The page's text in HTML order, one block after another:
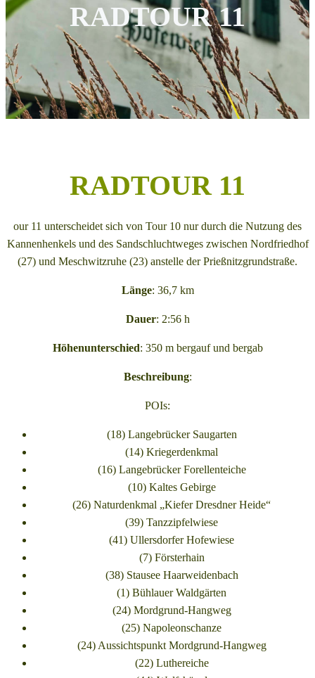
RADTOUR 11
RADTOUR 11
our 11 unterscheidet sich von Tour 10 nur durch die Nutzung des
Kannenhenkels und des Sandschluchtweges zwischen Nordfriedhof
(27) und Meschwitzruhe (23) anstelle der Prießnitzgrundstraße.
Länge: 36,7 km
Dauer: 2:56 h
Höhenunterschied: 350 m bergauf und bergab
Beschreibung:
POIs:
(18) Langebrücker Saugarten
(14) Kriegerdenkmal
(16) Langebrücker Forellenteiche
(10) Kaltes Gebirge
(26) Naturdenkmal „Kiefer Dresdner Heide“
(39) Tanzzipfelwiese
(41) Ullersdorfer Hofewiese
(7) Försterhain
(38) Stausee Haarweidenbach
(1) Bühlauer Waldgärten
(24) Mordgrund-Hangweg
(25) Napoleonschanze
(24) Aussichtspunkt Mordgrund-Hangweg
(22) Luthereiche